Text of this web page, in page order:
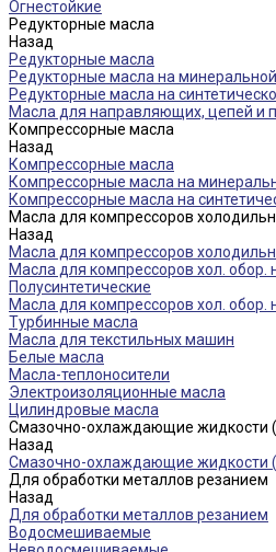
Огнестойкие
Редукторные масла
Назад
Редукторные масла
Редукторные масла на
Редукторные масла на
Масла для направляющих, цепей и
Компрессорные масла
Назад
Компрессорные масла
Компрессорные масла на
Компрессорные масла на
Масла для компрессоров
Назад
Масла для компрессоров
Масла для компрессоров хол. обор.
Полусинтетические
Масла для компрессоров хол. обор.
Турбинные масла
Масла для текстильных машин
Белые масла
Масла-теплоносители
Электроизоляционные масла
Цилиндровые масла
Смазочно-охлаждающие жидкости
Назад
Смазочно-охлаждающие жидкости
Для обработки металлов резанием
Назад
Для обработки металлов резанием
Водосмешиваемые